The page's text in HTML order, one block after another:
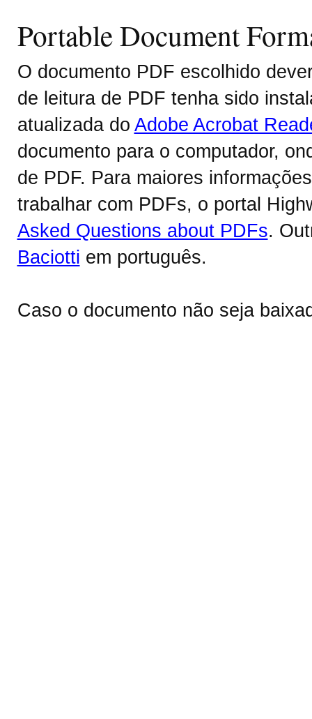
Portable Document
O documento PDF escolhido
de leitura de PDF tenha sido
atualizada do Adobe Acrobat
documento para o computador,
de PDF. Para maiores
trabalhar com PDFs, o portal
Asked Questions about PDFs.
Baciotti em português.
Caso o documento não seja